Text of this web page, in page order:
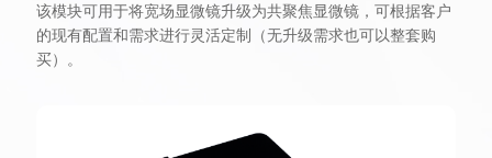
该模块可用于将宽场显微镜升级为共聚焦显微镜，可根据客户
的现有配置和需求进行灵活定制（无升级需求也可以整套购
买）。